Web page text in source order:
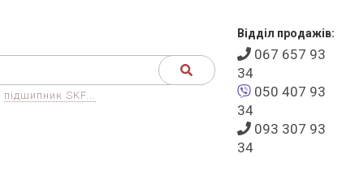
підшипник SKF...
Відділ продажів:
067 657 93
34
050 407 93
34
093 307 93
34